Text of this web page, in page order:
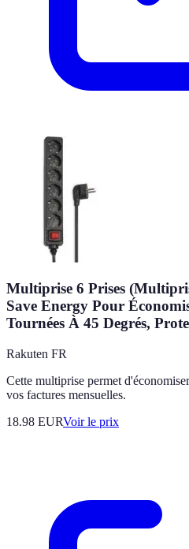
Multiprise 6 Prises
Save Energy Pour
Tournées À 45 Degrés,
Rakuten FR
Cette multiprise permet
vos factures mensuelles.
18.98 EURVoir le prix